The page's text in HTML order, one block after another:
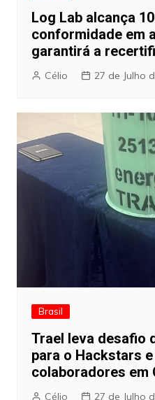
Log Lab alcança
conformidade em
garantirá a
Célio 27 de Julho
Brasil
Trael leva desafio
para o Hackstars
colaboradores em
Célio 27 de Julho